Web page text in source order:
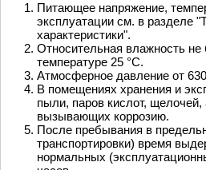
Питающее напряжение,
эксплуатации см. в разделе
характеристики".
Относительная влажность не
температуре 25 °С.
Атмосферное давление от
В помещениях хранения и
пыли, паров кислот, щелочей,
вызывающих коррозию.
После пребывания в
транспортировки) время
нормальных